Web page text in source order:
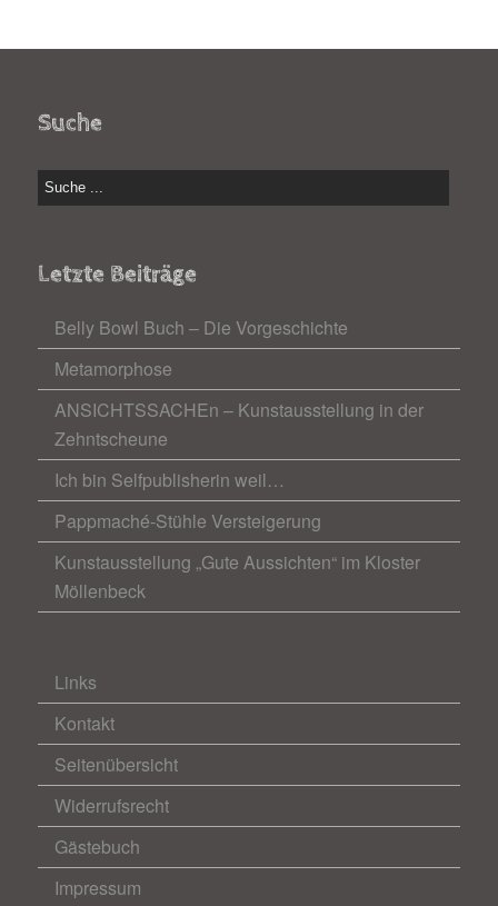
Suche
Letzte Beiträge
Belly Bowl Buch – Die Vorgeschichte
Metamorphose
ANSICHTSSACHEn – Kunstausstellung in der
Zehntscheune
Ich bin Selfpublisherin weil…
Pappmaché-Stühle Versteigerung
Kunstausstellung „Gute Aussichten“ im Kloster
Möllenbeck
Links
Kontakt
Seitenübersicht
Widerrufsrecht
Gästebuch
Impressum